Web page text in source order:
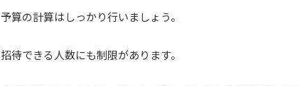
予算の計算はしっかり行いましょう。
招待できる人数にも制限があります。